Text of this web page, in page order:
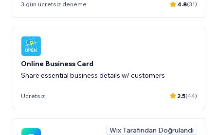
3 gün ücretsiz deneme 4.8(31)
Online Business Card
Share essential business details w/ customers
Ücretsiz 2.5(44)
Wix Tarafından Doğrulandı